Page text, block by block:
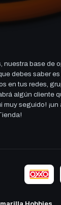
base
debes saber
en tus redes,
algún
seguido!